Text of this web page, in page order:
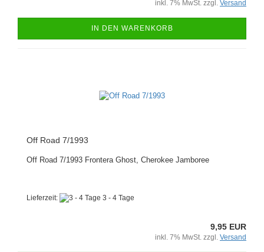
inkl. 7% MwSt. zzgl. Versand
IN DEN WARENKORB
Off Road 7/1993
Off Road 7/1993 Frontera Ghost, Cherokee Jamboree
Lieferzeit: 3 - 4 Tage
9,95 EUR
inkl. 7% MwSt. zzgl. Versand